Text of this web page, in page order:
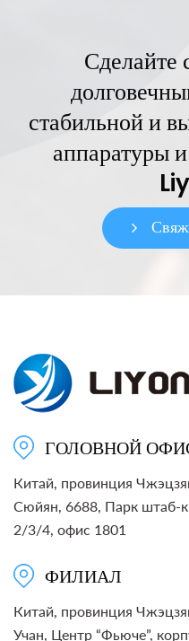
Сделайте
стабильной и
аппаратуры
ГОЛОВНОЙ
Китай, провинция
Сюйян, 6688, Парк штаб-
2/3/4, офис 1801
ФИЛИАЛ
Китай, провинция
Учан, Центр “Фьюче”,